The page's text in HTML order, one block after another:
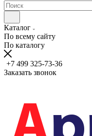
Каталог
По всему сайту
По каталогу
+7 499 325-73-36
Заказать звонок